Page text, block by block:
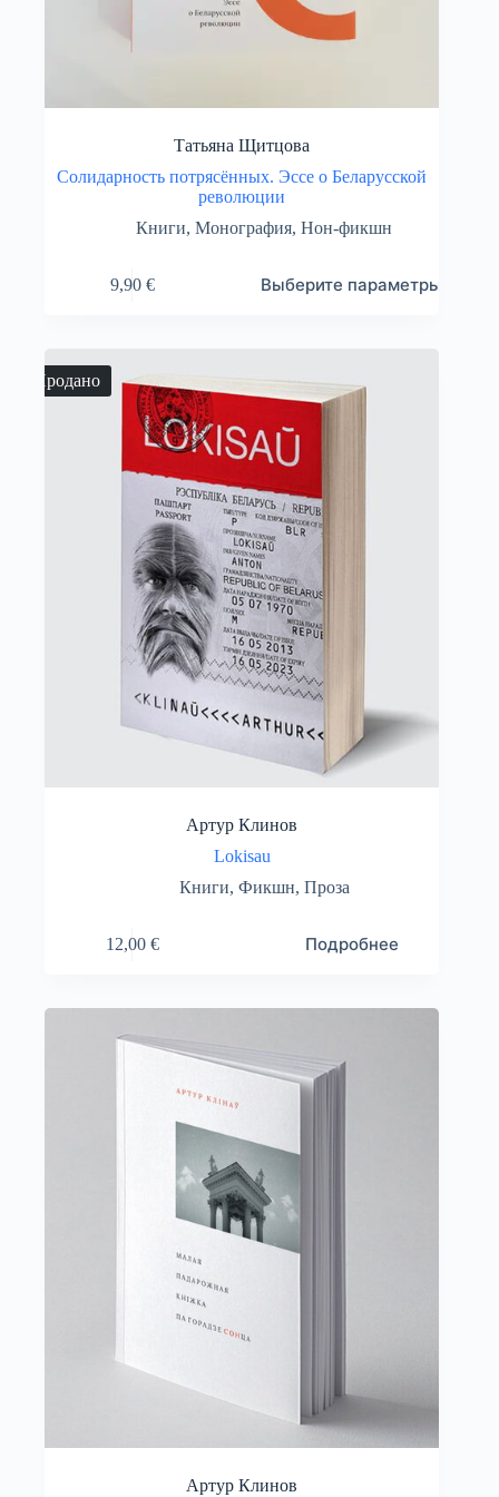
Татьяна Щитцова
Солидарность потрясённых. Эссе о Беларусской
революции
Книги,Монография,Нон-фикшн
9,90 € Выберите параметры
Опции
можно
Продано
Артур Клинов
Lokisau
Книги, Фикшн, Проза
12,00 € Подробнее
Артур Клинов